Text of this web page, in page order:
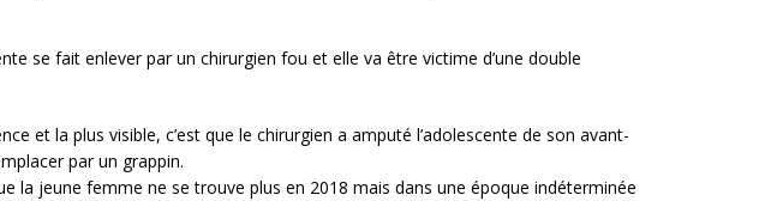
se fait enlever par un chirurgien fou et elle va être victime d’une double
et la plus visible, c’est que le chirurgien a amputé l’adolescente de son avant-
par un grappin.
la jeune femme ne se trouve plus en 2018 mais dans une époque indéterminée